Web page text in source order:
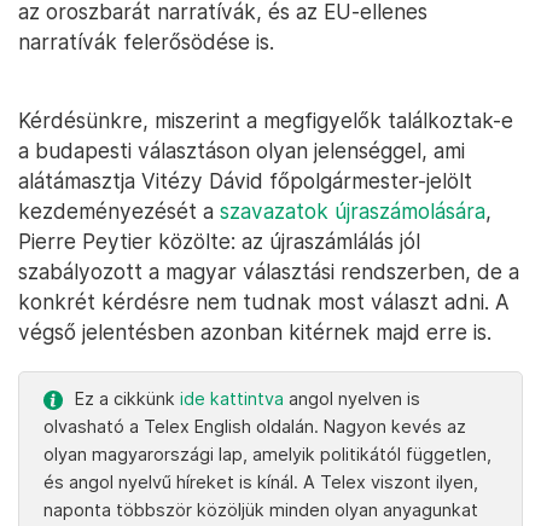
az oroszbarát narratívák, és az EU-ellenes
narratívák felerősödése is.
Kérdésünkre, miszerint a megfigyelők találkoztak-e
a budapesti választáson olyan jelenséggel, ami
alátámasztja Vitézy Dávid főpolgármester-jelölt
kezdeményezését a szavazatok újraszámolására,
Pierre Peytier közölte: az újraszámlálás jól
szabályozott a magyar választási rendszerben, de a
konkrét kérdésre nem tudnak most választ adni. A
végső jelentésben azonban kitérnek majd erre is.
Ez a cikkünk ide kattintva angol nyelven is
olvasható a Telex English oldalán. Nagyon kevés az
olyan magyarországi lap, amelyik politikától független,
és angol nyelvű híreket is kínál. A Telex viszont ilyen,
naponta többször közöljük minden olyan anyagunkat